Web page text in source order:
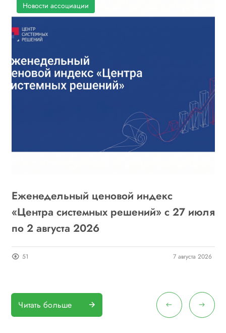
Новости ассоциации
Еженедельный ценовой индекс
«Центра системных решений» с 27 июля
по 2 августа 2026
51 7 августа 2026
Читать больше